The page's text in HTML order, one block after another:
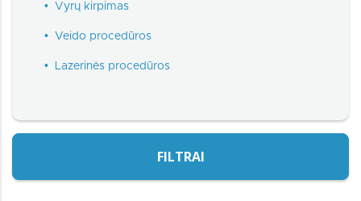
• Vyrų kirpimas
• Veido procedūros
• Lazerinės procedūros
FILTRAI